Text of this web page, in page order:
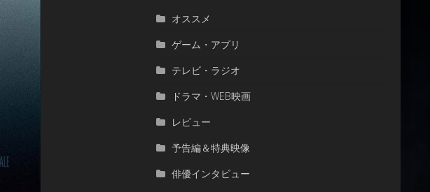
オススメ
ゲーム・アプリ
テレビ・ラジオ
ドラマ・WEB映画
レビュー
予告編＆特典映像
俳優インタビュー